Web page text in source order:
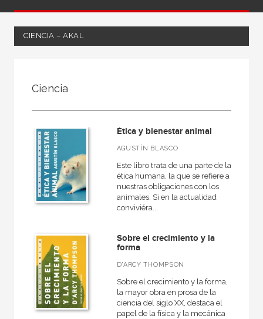
CIENCIA – AKAL
50 Aniversario
A fondo
Ágora / Teoría
Akadémica
Akal Infantil
Anverso
Arquitectura
Arquitectura (textos de arquitectura)
VER TODAS... (148)
Ciencia
Ética y bienestar animal
AGUSTÍN BLASCO
Este libro trata de una parte de la
ética humana, la que se refiere a
nuestras obligaciones con los
animales. Si en la actualidad
conviviéra...
Sobre el crecimiento y la
forma
D'ARCY THOMPSON
Sobre el crecimiento y la forma,
la mayor obra en prosa de la
ciencia del siglo XX, destaca el
papel de la física y la mecánica